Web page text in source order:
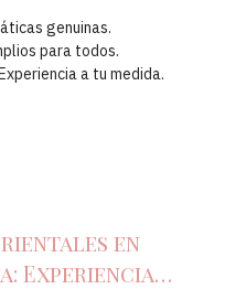
genuinas.
para todos.
a tu medida.
en
Experiencia